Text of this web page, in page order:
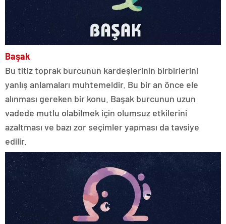
Başak
Bu titiz toprak burcunun kardeşlerinin birbirlerini
yanlış anlamaları muhtemeldir. Bu bir an önce ele
alınması gereken bir konu. Başak burcunun uzun
vadede mutlu olabilmek için olumsuz etkilerini
azaltması ve bazı zor seçimler yapması da tavsiye
edilir.